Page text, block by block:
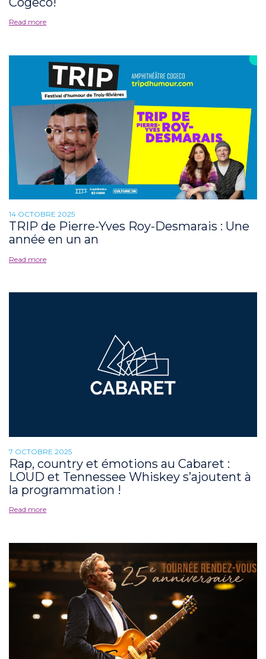
Read more
14 OCTOBRE 2025
TRIP de Pierre-Yves Roy-Desmarais : Une
année en un an
Read more
7 OCTOBRE 2025
Rap, country et émotions au Cabaret :
LOUD et Tennessee Whiskey s’ajoutent à
la programmation !
Read more